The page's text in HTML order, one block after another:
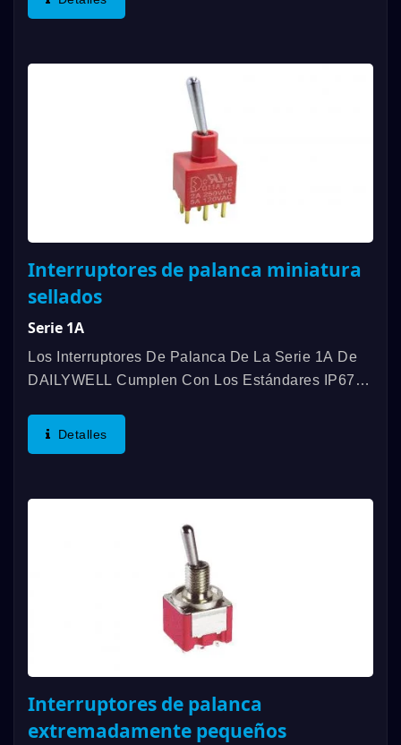
Cumplen Con Los Estándares...
Interruptores de palanca miniatura
sellados
Serie 1A
Los Interruptores De Palanca De La Serie 1A De
DAILYWELL Cumplen Con Los Estándares IP67 Y
5A. Ofrecemos Una Variedad De Funciones De
Conmutación, SPDT,...
Detalles
Interruptores de palanca
extremadamente pequeños